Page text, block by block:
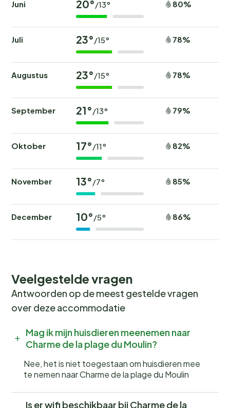
Juni 20°/13° 80%
Juli 23°/15° 78%
Augustus 23°/15° 78%
September 21°/13° 79%
Oktober 17°/11° 82%
November 13°/7° 85%
December 10°/5° 86%
Veelgestelde vragen
Antwoorden op de meest gestelde vragen
over deze accommodatie
Mag ik mijn huisdieren meenemen naar
Charme de la plage du Moulin?
Nee, het is niet toegestaan om huisdieren mee
te nemen naar Charme de la plage du Moulin
Is er wifi beschikbaar bij Charme de la